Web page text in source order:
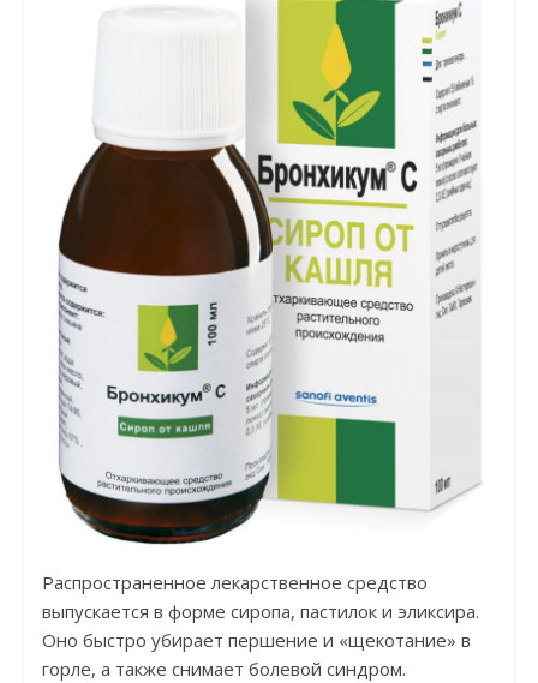
Распространенное лекарственное средство
выпускается в форме сиропа, пастилок и эликсира.
Оно быстро убирает першение и «щекотание» в
горле, а также снимает болевой синдром.